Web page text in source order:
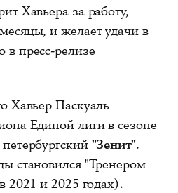
Хавьера за работу,
и желает удачи в
пресс-релизе
Хавьер Паскуаль
Единой лиги в сезоне
"Зенит".
становился "Тренером
2021 и 2025 годах).